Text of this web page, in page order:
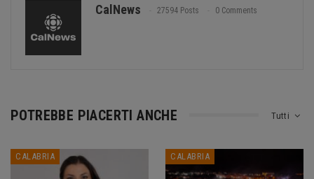
CalNews 27594 Posts 0 Comments
Tutti
POTREBBE PIACERTI ANCHE
CALABRIA CALABRIA